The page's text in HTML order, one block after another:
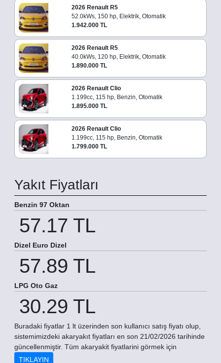
2026 Renault R5
52.0kWs, 150 hp, Elektrik, Otomatik
1.942.000 TL
2026 Renault R5
40.0kWs, 120 hp, Elektrik, Otomatik
1.890.000 TL
2026 Renault Clio
1.199cc, 115 hp, Benzin, Otomatik
1.895.000 TL
2026 Renault Clio
1.199cc, 115 hp, Benzin, Otomatik
1.799.000 TL
Yakıt Fiyatları
Benzin 97 Oktan
57.17 TL
Dizel Euro Dizel
57.89 TL
LPG Oto Gaz
30.29 TL
Buradaki fiyatlar 1 lt üzerinden son kullanıcı satış fiyatı olup,
sistemimizdeki akaryakıt fiyatları en son 21/02/2026 tarihinde
güncellenmiştir. Tüm akaryakit fiyatlarini görmek için
TIKLAYIN